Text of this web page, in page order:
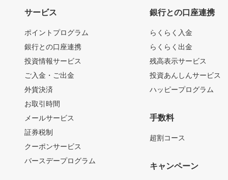
サービス
ポイントプログラム
銀行との口座連携
投資情報サービス
ご入金・ご出金
外貨決済
お取引時間
メールサービス
証券税制
クーポンサービス
バースデープログラム
銀行との口座連携
らくらく入金
らくらく出金
残高表示サービス
投資あんしんサービス
ハッピープログラム
手数料
超割コース
キャンペーン